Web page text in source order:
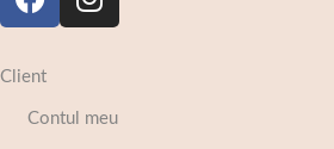
Client
Contul meu